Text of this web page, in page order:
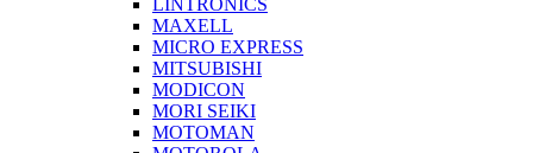
MAXELL
MICRO EXPRESS
MITSUBISHI
MODICON
MORI SEIKI
MOTOMAN